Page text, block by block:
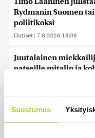
Suostumus
Rydmanin Suomen
poliitikoksi
Uutiset | 7.8.2026 18:09
Juutalainen
natseille mitalin ja
HS: Kaikkonen